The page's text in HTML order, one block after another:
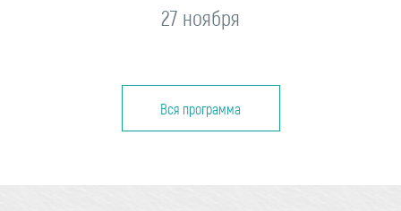
27 ноября
Вся программа